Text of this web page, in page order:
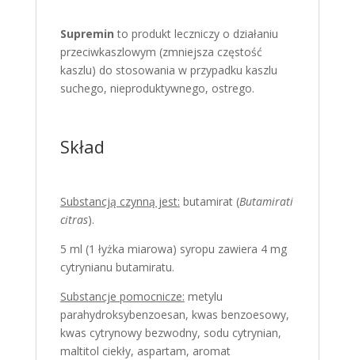
Supremin to produkt leczniczy o działaniu
przeciwkaszlowym (zmniejsza częstość
kaszlu) do stosowania w przypadku kaszlu
suchego, nieproduktywnego, ostrego.
Skład
Substancją czynną jest: butamirat (Butamirati
citras).
5 ml (1 łyżka miarowa) syropu zawiera 4 mg
cytrynianu butamiratu.
Substancje pomocnicze: metylu
parahydroksybenzoesan, kwas benzoesowy,
kwas cytrynowy bezwodny, sodu cytrynian,
maltitol ciekły, aspartam, aromat